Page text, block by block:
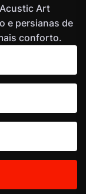
Art
e persianas de
conforto.